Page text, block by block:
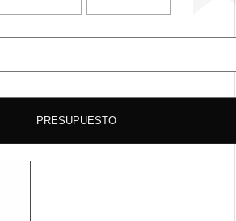
PRESUPUESTO